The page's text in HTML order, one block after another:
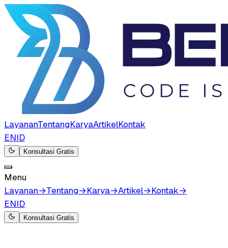
LayananTentangKaryaArtikelKontak
ENID
Konsultasi Gratis
Menu
Layanan→Tentang→Karya→Artikel→Kontak→
ENID
Konsultasi Gratis